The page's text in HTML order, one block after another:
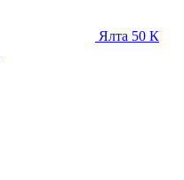
Ялта 50 К